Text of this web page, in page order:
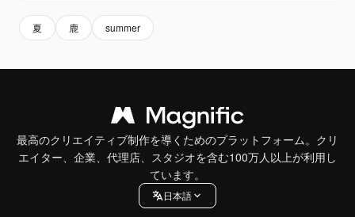
夏 鹿 summer
最高のクリエイティブ制作を導くためのプラットフォーム。クリ
エイター、企業、代理店、スタジオを含む100万人以上が利用し
ています。
日本語